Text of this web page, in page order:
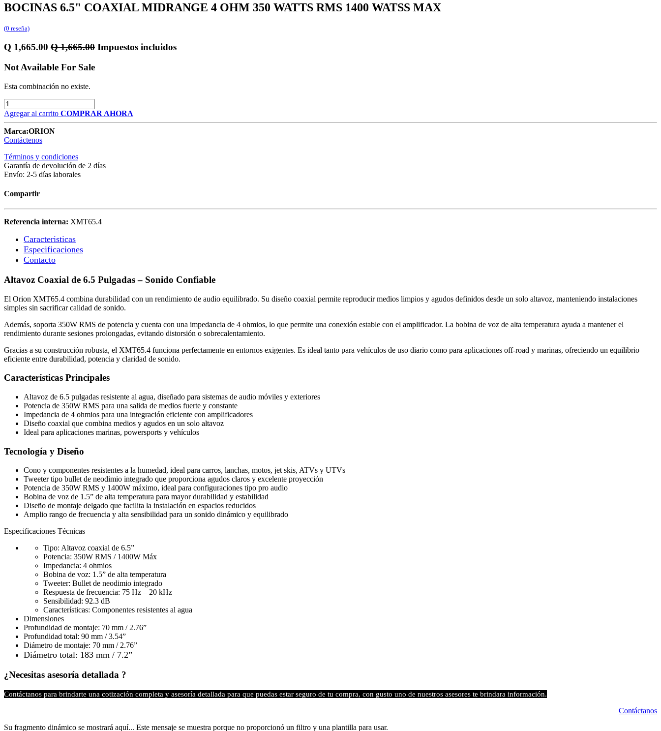
BOCINAS 6.5" COAXIAL MIDRANGE 4 OHM 350 WATTS RMS 1400 WATSS MAX
(0 reseña)
Q 1,665.00 Q1,665.00 Impuestos incluidos
Not Available For Sale
Esta combinación no existe.
Agregar al carrito COMPRAR AHORA
Marca:ORION
Contáctenos
Términos y condiciones
Garantía de devolución de 2 días
Envío: 2-5 días laborales
Compartir
Referencia interna: XMT65.4
Caracteristicas
Especificaciones​
Contacto
Altavoz Coaxial de 6.5 Pulgadas – Sonido Confiable
El Orion XMT65.4 combina durabilidad con un rendimiento de audio equilibrado. Su diseño coaxial permite reproducir medios limpios y agudos definidos desde un solo altavoz, manteniendo instalaciones
simples sin sacrificar calidad de sonido.
Además, soporta 350W RMS de potencia y cuenta con una impedancia de 4 ohmios, lo que permite una conexión estable con el amplificador. La bobina de voz de alta temperatura ayuda a mantener el
rendimiento durante sesiones prolongadas, evitando distorsión o sobrecalentamiento.
Gracias a su construcción robusta, el XMT65.4 funciona perfectamente en entornos exigentes. Es ideal tanto para vehículos de uso diario como para aplicaciones off-road y marinas, ofreciendo un equilibrio
eficiente entre durabilidad, potencia y claridad de sonido.
Características Principales
Altavoz de 6.5 pulgadas resistente al agua, diseñado para sistemas de audio móviles y exteriores
Potencia de 350W RMS para una salida de medios fuerte y constante
Impedancia de 4 ohmios para una integración eficiente con amplificadores
Diseño coaxial que combina medios y agudos en un solo altavoz
Ideal para aplicaciones marinas, powersports y vehículos
Tecnología y Diseño
Cono y componentes resistentes a la humedad, ideal para carros, lanchas, motos, jet skis, ATVs y UTVs
Tweeter tipo bullet de neodimio integrado que proporciona agudos claros y excelente proyección
Potencia de 350W RMS y 1400W máximo, ideal para configuraciones tipo pro audio
Bobina de voz de 1.5” de alta temperatura para mayor durabilidad y estabilidad
Diseño de montaje delgado que facilita la instalación en espacios reducidos
Amplio rango de frecuencia y alta sensibilidad para un sonido dinámico y equilibrado
Especificaciones Técnicas
Tipo: Altavoz coaxial de 6.5”
Potencia: 350W RMS / 1400W Máx
Impedancia: 4 ohmios
Bobina de voz: 1.5” de alta temperatura
Tweeter: Bullet de neodimio integrado
Respuesta de frecuencia: 75 Hz – 20 kHz
Sensibilidad: 92.3 dB
Características: Componentes resistentes al agua
Dimensiones
Profundidad de montaje: 70 mm / 2.76”
Profundidad total: 90 mm / 3.54”
Diámetro de montaje: 70 mm / 2.76”
Diámetro total: 183 mm / 7.2”
¿Necesitas asesoría detallada ?
Contáctanos para brindarte una cotización completa y asesoría detallada para que puedas estar seguro de tu compra, con gusto uno de nuestros asesores te brindara información.
Contáctanos
Su fragmento dinámico se mostrará aquí... Este mensaje se muestra porque no proporcionó un filtro y una plantilla para usar.